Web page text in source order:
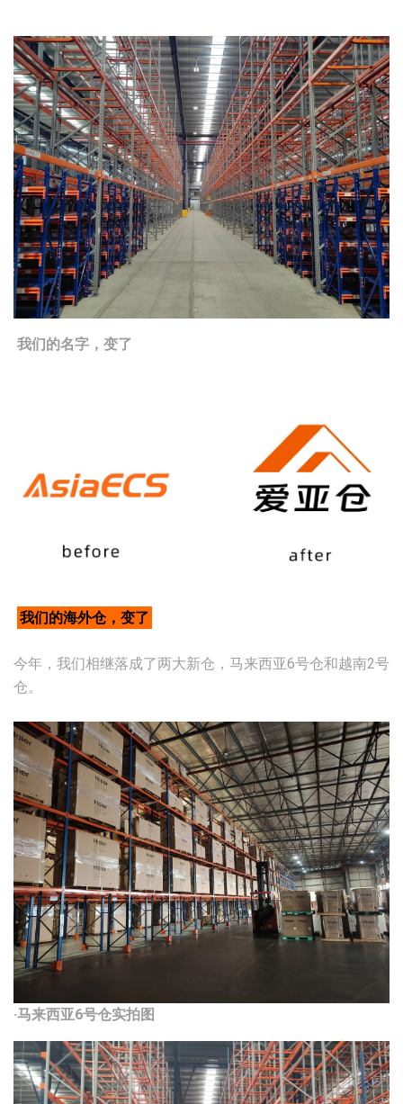
我们的名字，变了
我们的海外仓，变了
今年，我们相继落成了两大新仓，马来西亚6号仓和越南2号
仓。
·马来西亚6号仓实拍图